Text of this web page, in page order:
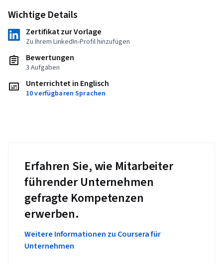
Wichtige Details
Zertifikat zur Vorlage
Zu Ihrem LinkedIn-Profil hinzufügen
Bewertungen
3 Aufgaben
Unterrichtet in Englisch
10 verfügbaren Sprachen
Erfahren Sie, wie Mitarbeiter
führender Unternehmen
gefragte Kompetenzen
erwerben.
Weitere Informationen zu Coursera für
Unternehmen